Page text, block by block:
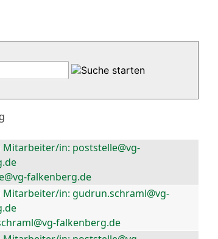
falkenberg.de
falkenberg.de